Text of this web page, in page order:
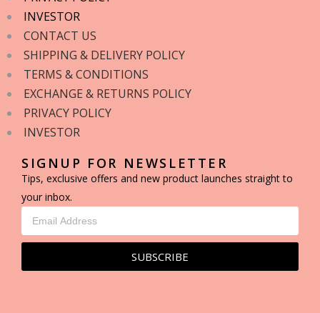
INVESTOR
CONTACT US
SHIPPING & DELIVERY POLICY
TERMS & CONDITIONS
EXCHANGE & RETURNS POLICY
PRIVACY POLICY
INVESTOR
SIGNUP FOR NEWSLETTER
Tips, exclusive offers and new product launches straight to
your inbox.
SUBSCRIBE